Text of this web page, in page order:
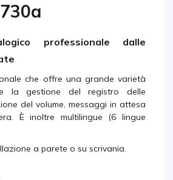
professionale dalle
che offre una grande varietà
la gestione del registro delle
del volume, messaggi in attesa
È inoltre multilingue (6 lingue
a parete o su scrivania.